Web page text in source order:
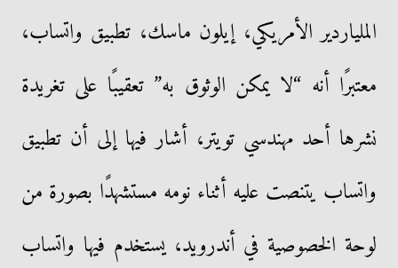
الملياردير الأمريكي، إيلون ماسك، تطبيق واتساب،
معتبرًا أنه “لا يمكن الوثوق به” تعقيبًا على تغريدة
نشرها أحد مهندسي تويتر، أشار فيها إلى أن تطبيق
واتساب يتنصت عليه أثناء نومه مستشهدًا بصورة من
لوحة الخصوصية في أندرويد، يستخدم فيها واتساب